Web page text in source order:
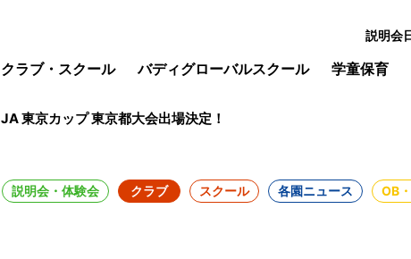
説明会
クラブ・スクール バディグローバルスクール 学童保育
JA 東京カップ 東京都大会出場決定！
説明会・体験会 クラブ スクール 各園ニュース OB